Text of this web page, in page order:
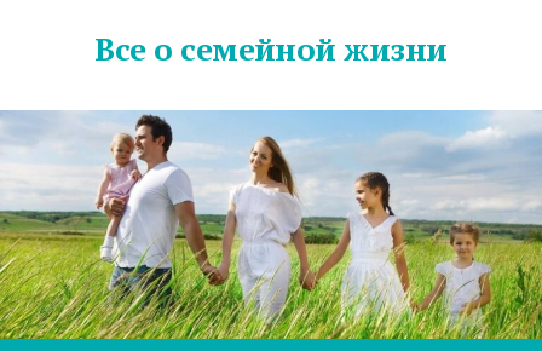
Все о семейной жизни